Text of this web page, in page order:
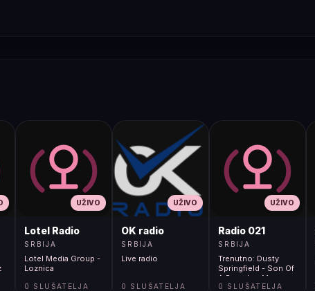
UŽIVO
Lotel Radio
SRBIJA
Lotel Media Group -
Loznica
0 SLUŠATELJA
UŽIVO
OK radio
SRBIJA
Live radio
0 SLUŠATELJA
UŽIVO
Radio 021
SRBIJA
Trenutno: Dusty
Springfield - Son Of
A Preacher Man
0 SLUŠATELJA